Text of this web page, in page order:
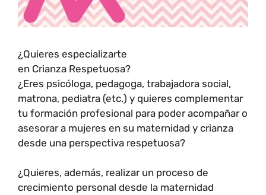
¿Quieres especializarte
en Crianza Respetuosa?
¿Eres psicóloga, pedagoga, trabajadora social,
matrona, pediatra (etc.) y quieres complementar
tu formación profesional para poder acompañar o
asesorar a mujeres en su maternidad y crianza
desde una perspectiva respetuosa?
¿Quieres, además, realizar un proceso de
crecimiento personal desde la maternidad